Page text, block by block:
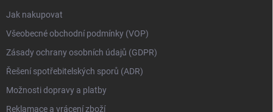
Jak nakupovat
Všeobecné obchodní podmínky (VOP)
Zásady ochrany osobních údajů (GDPR)
Řešení spotřebitelských sporů (ADR)
Možnosti dopravy a platby
Reklamace a vrácení zboží